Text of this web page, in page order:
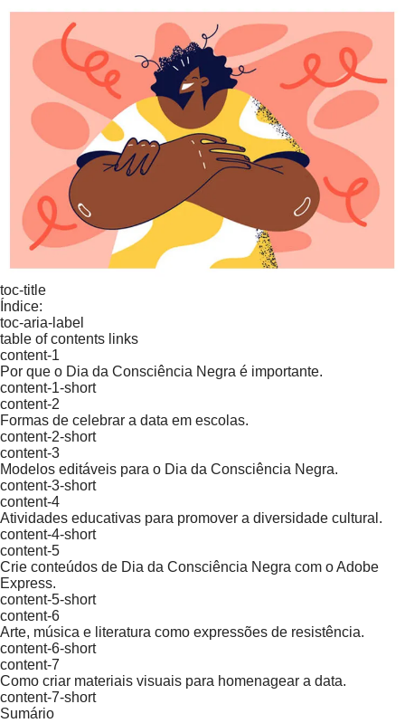
toc-title
Índice:
toc-aria-label
table of contents links
content-1
Por que o Dia da Consciência Negra é importante.
content-1-short
content-2
Formas de celebrar a data em escolas.
content-2-short
content-3
Modelos editáveis para o Dia da Consciência Negra.
content-3-short
content-4
Atividades educativas para promover a diversidade cultural.
content-4-short
content-5
Crie conteúdos de Dia da Consciência Negra com o Adobe
Express.
content-5-short
content-6
Arte, música e literatura como expressões de resistência.
content-6-short
content-7
Como criar materiais visuais para homenagear a data.
content-7-short
Sumário